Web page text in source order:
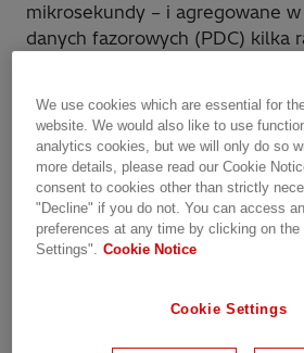
mikrosekundy – i agregowane
danych fazorowych (PDC) kilka
Porównując te migawki, można
stabilny, a także stan
krytycznych w sieciach
podtransmisyjnych.
RES670 to jednostka
zasilania jako synchrophazory,
We use cookies which are essential for
website. We would also like to use
analytics cookies, but we will only do so
more details, please read our Cookie
consent to cookies other than strictly
"Decline" if you do not. You can access
preferences at any time by clicking on the
Settings".
Cookie Notice
Cookie Settings